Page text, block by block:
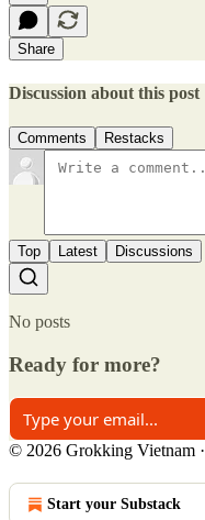
Share
Discussion about this post
Comments Restacks
Top Latest Discussions
No posts
Ready for more?
© 2026 Grokking Vietnam ·
Start your Substack